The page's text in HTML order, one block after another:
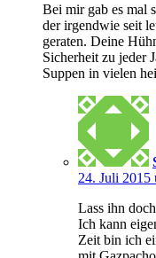
Bei mir gab es mal
der irgendwie seit
geraten. Deine
Sicherheit zu jeder
Suppen in vielen
24. Juli 2015
Lass ihn
Ich kann
Zeit bin ich